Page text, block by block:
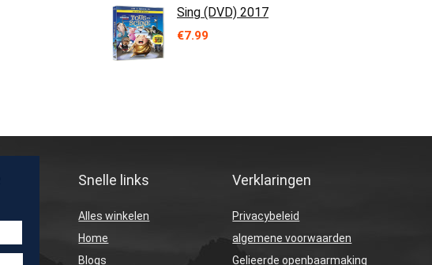
Sing (DVD) 2017
€7.99
Snelle links
Alles winkelen
Home
Blogs
Verklaringen
Privacybeleid
algemene voorwaarden
Gelieerde openbaarmaking